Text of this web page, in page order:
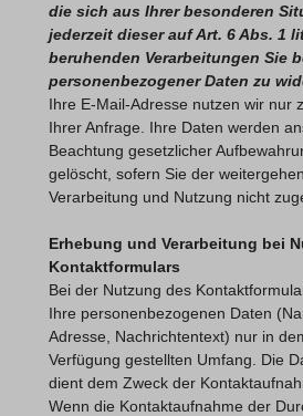
die sich aus Ihrer besonderen
jederzeit dieser auf Art. 6 Abs. 1
beruhenden Verarbeitungen Sie
personenbezogener Daten zu
Ihre E-Mail-Adresse nutzen wir nur
Ihrer Anfrage. Ihre Daten werden
Beachtung gesetzlicher
gelöscht, sofern Sie der
Verarbeitung und Nutzung nicht
Erhebung und Verarbeitung bei
Kontaktformulars
Bei der Nutzung des
Ihre personenbezogenen Daten
Adresse, Nachrichtentext) nur in
Verfügung gestellten Umfang. Die
dient dem Zweck der
Wenn die Kontaktaufnahme der